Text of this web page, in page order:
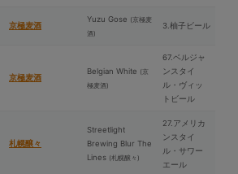
京極⻨酒
Yuzu Gose (京極⻨
酒)
3.柚子ビール
京極⻨酒
Belgian White (京
極⻨酒)
67.ベルジャ
ンスタイ
ル・ヴィッ
トビール
札幌醸々
Streetlight
Brewing Blur The
Lines (札幌醸々)
27.アメリカ
ンスタイ
ル・サワー
エール